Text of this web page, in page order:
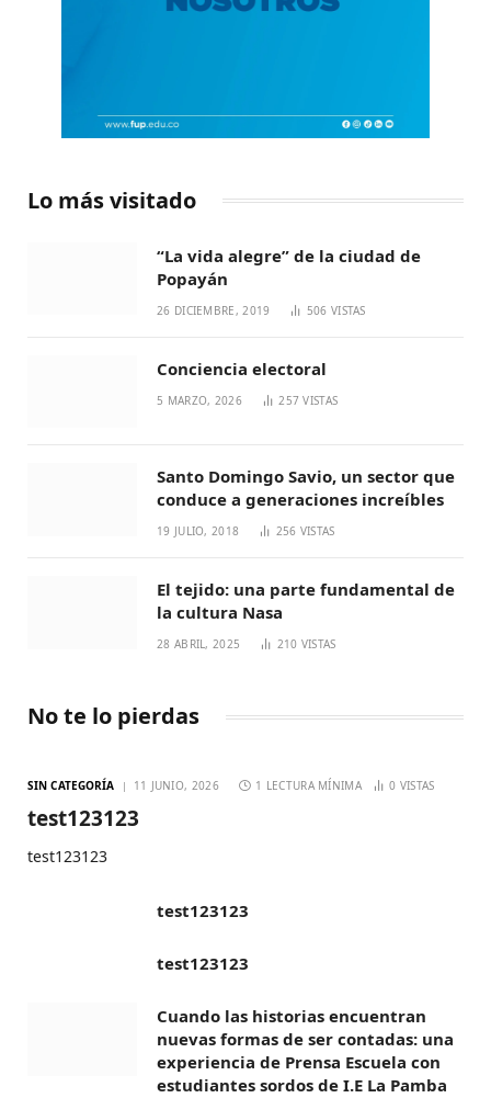
Lo más visitado
“La vida alegre” de la ciudad de
Popayán
26 DICIEMBRE, 2019 506 VISTAS
Conciencia electoral
5 MARZO, 2026 257VISTAS
Santo Domingo Savio, un sector que
conduce a generaciones increíbles
19 JULIO, 2018 256 VISTAS
El tejido: una parte fundamental de
la cultura Nasa
28 ABRIL, 2025 210 VISTAS
No te lo pierdas
SIN CATEGORÍA 11 JUNIO, 2026 1 LECTURA MÍNIMA 0 VISTAS
test123123
test123123
test123123
test123123
Cuando las historias encuentran
nuevas formas de ser contadas: una
experiencia de Prensa Escuela con
estudiantes sordos de I.E La Pamba